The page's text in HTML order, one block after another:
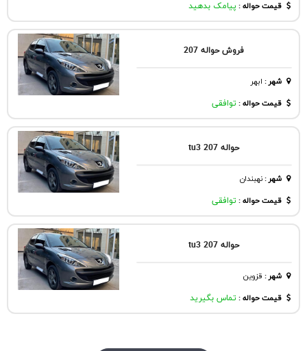
قیمت حواله : پیامک بدهید
فروش حواله 207
شهر: ابهر
قیمت حواله : توافقی
حواله 207 tu3
شهر:نهبندان
قیمت حواله : توافقی
حواله 207 tu3
شهر: قزوين
قیمت حواله : تماس بگیرید